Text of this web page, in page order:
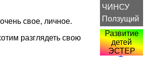
ЧИНСУ
Ползущий
Развитие
детей
ЭСТЕР
свое, личное.
разглядеть свою